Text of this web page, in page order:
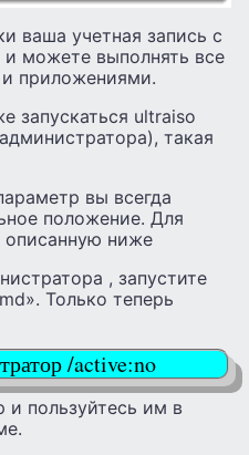
ваша учетная запись с
можете выполнять все
приложениями.
запускаться ultraiso
такая
вы всегда
положение. Для
описанную ниже
, запустите
Только теперь
/active:no
и пользуйтесь им в